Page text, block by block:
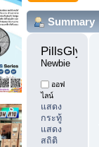
Summary
Newbie
ออฟ
ไลน์
แสดง
กระทู้
แสดง
สถิติ